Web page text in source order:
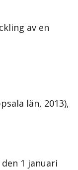
av en
län, 2013),
1 januari